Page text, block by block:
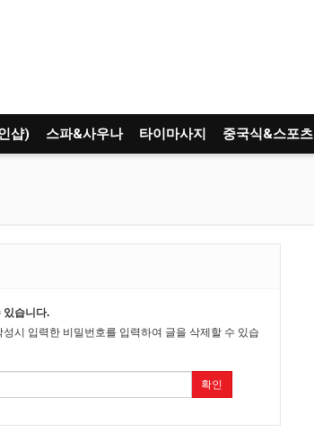
샵) 스파&사우나 타이마사지 중국식&스포츠
있습니다.
시 입력한 비밀번호를 입력하여 글을 삭제할 수 있습
확인